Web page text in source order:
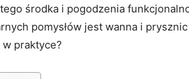
środka i pogodzenia
pomysłów jest wanna i
praktyce?